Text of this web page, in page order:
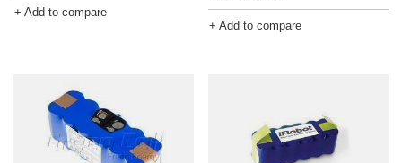
+ Add to compare
+ Add to compare